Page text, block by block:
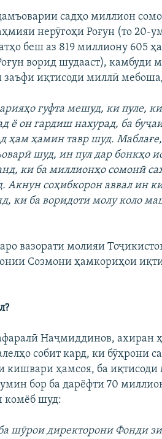
садҳо миллион
нерӯгоҳи Роғун (то 20-
беш аз 819 миллиону 605
ворид шудааст), камбуди
заъфи иқтисоди миллӣ
гуфта мешуд, ки пуле,
ё он гардиш нахурад, ба
ҳам ҳамин тавр шуд.
шуд, ин пул дар бонкҳо
ки ба миллионҳо сомонӣ
Акнун соҳибкорон аввал ин
ки ба воридоти молу коло
вазорати молияи
Созмони ҳамкориҳои
Наҷмиддинов, ахиран
собит кард, ки бӯҳрони
кишвари ҳамсоя, ба
бор ба дарёфти 70
комёб шуд:
шӯрои директорони Фонди